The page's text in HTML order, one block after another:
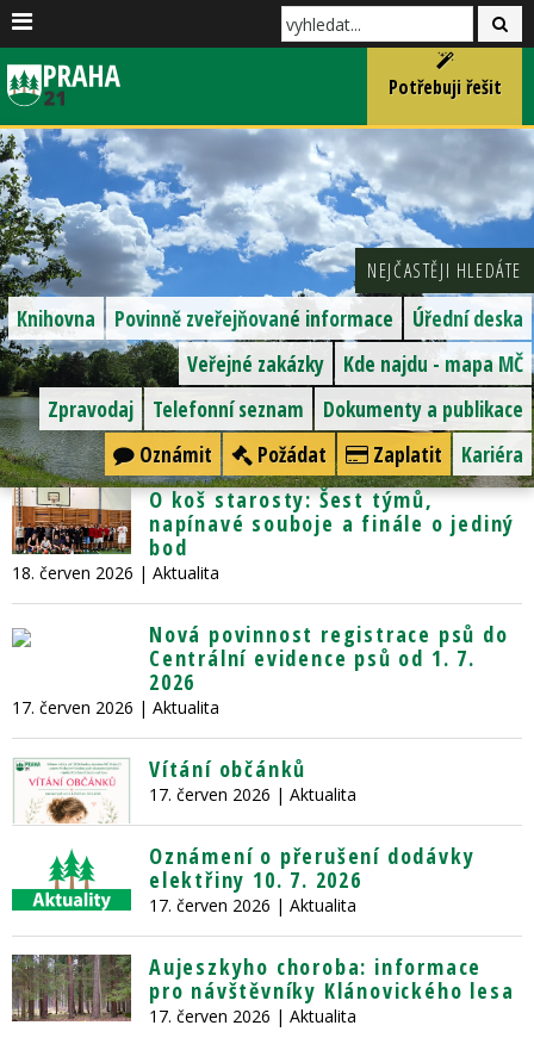
Potřebuji řešit
NEJČASTĚJI HLEDÁTE
Úřední deska
Povinně zveřejňované informace
Knihovna
Kde najdu - mapa MČ
Veřejné zakázky
Dokumenty a publikace
Telefonní seznam
Zpravodaj
Kariéra
Zaplatit
Požádat
Oznámit
O koš starosty: Šest týmů,
napínavé souboje a finále o jediný
bod
18. červen 2026 | Aktualita
Nová povinnost registrace psů do
Centrální evidence psů od 1. 7.
2026
17. červen 2026 | Aktualita
Vítání občánků
17. červen 2026 | Aktualita
Oznámení o přerušení dodávky
elektřiny 10. 7. 2026
17. červen 2026 | Aktualita
Aujeszkyho choroba: informace
pro návštěvníky Klánovického lesa
17. červen 2026 | Aktualita